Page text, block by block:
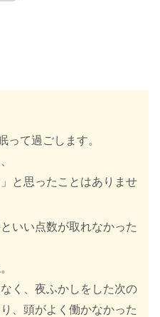
って過ごします。
と思ったことはありませ
いい点数が取れなかった
く、夜ふかしをした次の
、頭がよく働かなかった